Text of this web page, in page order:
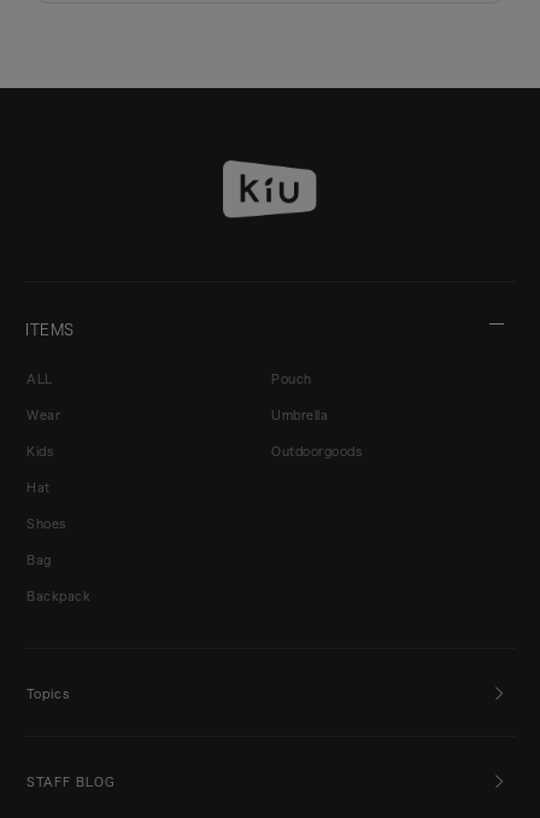
ITEMS
ALL
Wear
Kids
Hat
Shoes
Bag
Backpack
Pouch
Umbrella
Outdoorgoods
Topics
STAFF BLOG